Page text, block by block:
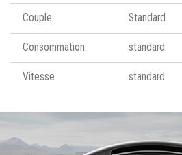
Couple Standard
Consommation standard
Vitesse standard